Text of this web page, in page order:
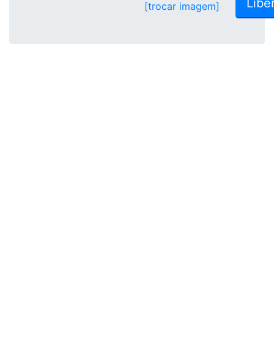
[trocar imagem]